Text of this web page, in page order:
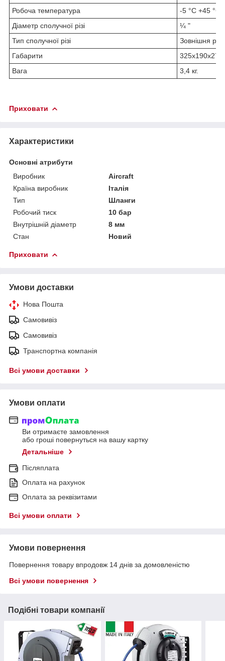
Робоча температура
-5 °С +45 °С
Діаметр сполучної різі
¼ "
Тип сполучної різі
Зовнішня різь
Габарити
325х190х275
Вага
3,4 кг.
Приховати
Характеристики
Основні атрибути
Виробник
Aircraft
Країна виробник
Італія
Тип
Шланги
Робочий тиск
10 бар
Внутрішній діаметр
8 мм
Стан
Новий
Приховати
Умови доставки
Нова Пошта
Самовивіз
Самовивіз
Транспортна компанія
Всі умови доставки
Умови оплати
Ви отримаєте замовлення
або гроші повернуться на вашу картку
Детальніше
Післяплата
Оплата на рахунок
Оплата за реквізитами
Всі умови оплати
Умови повернення
Повернення товару впродовж 14 днів за домовленістю
Всі умови повернення
Подібні товари компанії